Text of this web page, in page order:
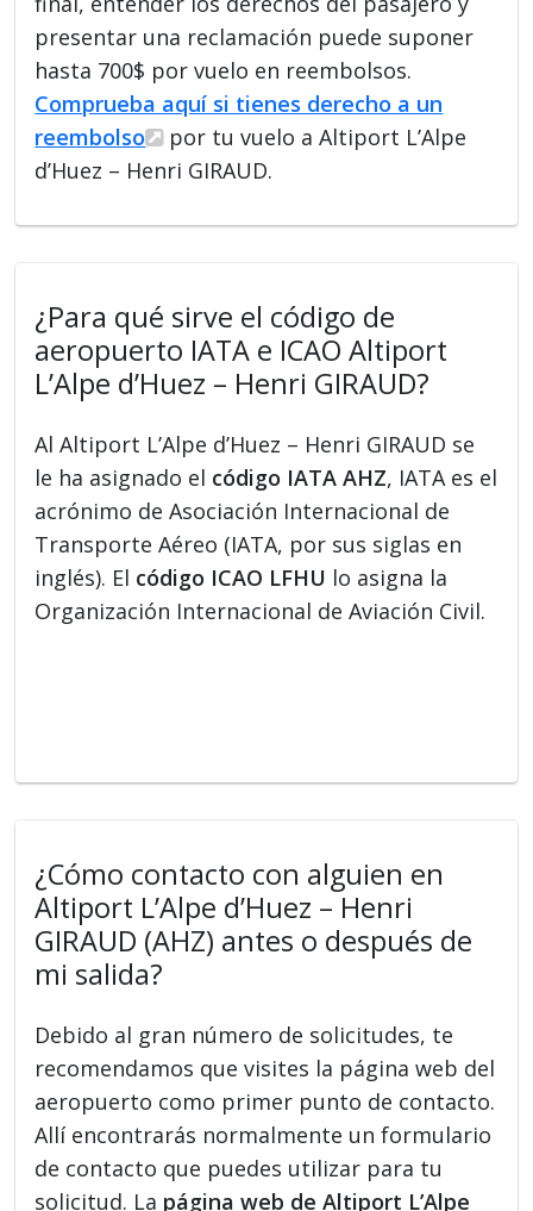
presentar una reclamación puede suponer
hasta 700$ por vuelo en reembolsos.
Comprueba aquí si tienes derecho a un
reembolso
por tu vuelo a Altiport L’Alpe
d’Huez – Henri GIRAUD.
¿Para qué sirve el código de
aeropuerto IATA e ICAO Altiport
L’Alpe d’Huez – Henri GIRAUD?
Al Altiport L’Alpe d’Huez – Henri GIRAUD se
le ha asignado el código IATA AHZ, IATA es el
acrónimo de Asociación Internacional de
Transporte Aéreo (IATA, por sus siglas en
inglés). El código ICAO LFHU lo asigna la
Organización Internacional de Aviación Civil.
¿Cómo contacto con alguien en
Altiport L’Alpe d’Huez – Henri
GIRAUD (AHZ) antes o después de
mi salida?
Debido al gran número de solicitudes, te
recomendamos que visites la página web del
aeropuerto como primer punto de contacto.
Allí encontrarás normalmente un formulario
de contacto que puedes utilizar para tu
solicitud. La página web de Altiport L’Alpe